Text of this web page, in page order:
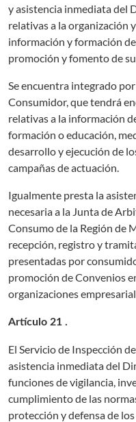
y asistencia inmediata del
relativas a la organización
información y formación
promoción y fomento de
Se encuentra integrado
Consumidor, que tendrá
relativas a la información
formación o educación,
desarrollo y ejecución de
campañas de actuación.
Igualmente presta la
necesaria a la Junta de
Consumo de la Región de
recepción, registro y
presentadas por
promoción de Convenios
organizaciones
Artículo 21 .
El Servicio de Inspección
asistencia inmediata del
funciones de vigilancia,
cumplimiento de las
protección y defensa de